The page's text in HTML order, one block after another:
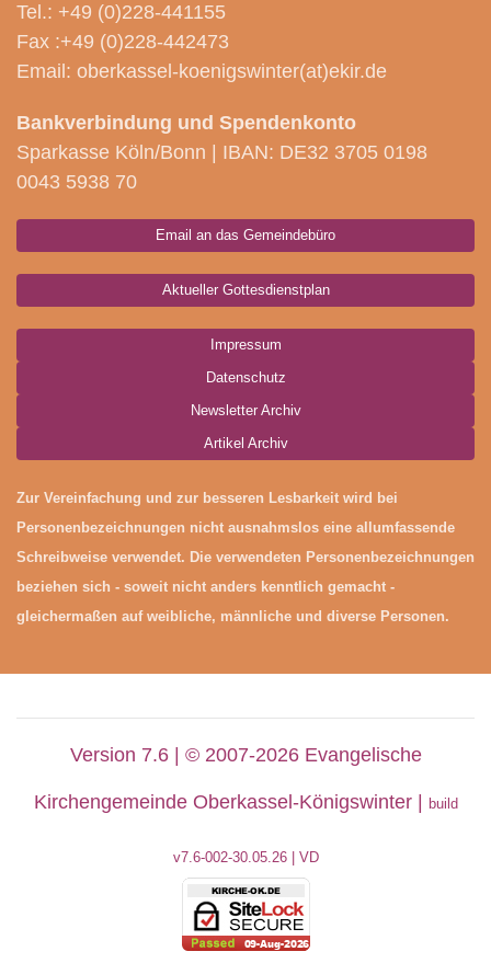
Tel.: +49 (0)228-441155
Fax :+49 (0)228-442473
Email: oberkassel-koenigswinter(at)ekir.de
Bankverbindung und Spendenkonto
Sparkasse Köln/Bonn | IBAN: DE32 3705 0198
0043 5938 70
Email an das Gemeindebüro
Aktueller Gottesdienstplan
Impressum
Datenschutz
Newsletter Archiv
Artikel Archiv
Zur Vereinfachung und zur besseren Lesbarkeit wird bei
Personenbezeichnungen nicht ausnahmslos eine allumfassende
Schreibweise verwendet. Die verwendeten Personenbezeichnungen
beziehen sich - soweit nicht anders kenntlich gemacht -
gleichermaßen auf weibliche, männliche und diverse Personen.
Version 7.6 | © 2007-2026 Evangelische
Kirchengemeinde Oberkassel-Königswinter | build
v7.6-002-30.05.26 | VD